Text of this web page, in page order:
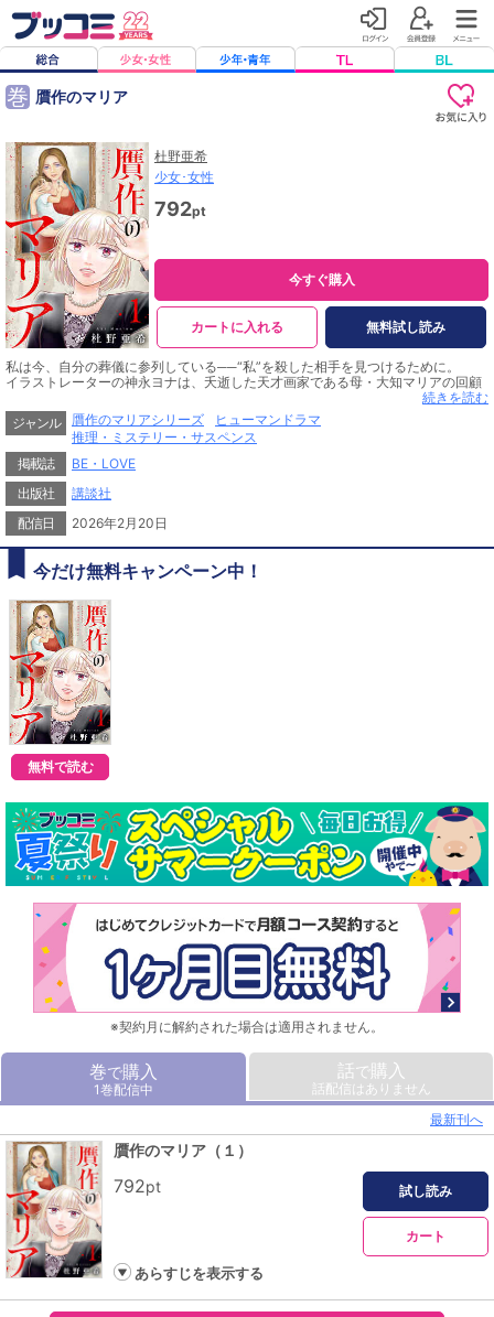
巻 贋作のマリア
杜野亜希
少女･女性
792pt
今すぐ購入
カートに入れる 無料試し読み
私は今、自分の葬儀に参列している──“私”を殺した相手を見つけるために。
イラストレーターの神永ヨナは、夭逝した天才画家である母・大知マリアの回顧
そこで母がヨナだけに遺したある“絵画”の存在を明かすと、周囲の目の色が変わ
り――。
逃げるように帰宅したヨナだが、その晩、絵画を奪おうとする異母妹に襲われ
る。
もみ合いの末、妹は火災によって焼死。しかし見つかった遺体を、警察はヨナの
ものと判定し……!?
『屍活師 女王の法医学』の杜野亜希が描く、血で彩られたアート×サスペンス！
続きを読む
ジャンル
贋作のマリアシリーズ
ヒューマンドラマ
推理・ミステリー・サスペンス
掲載誌
BE・LOVE
出版社
講談社
配信日
2026年2月20日
今だけ無料キャンペーン中！
無料で読む
※契約月に解約された場合は適用されません。
巻で購入
1巻配信中
話で購入
話配信はありません
最新刊へ
贋作のマリア（１）
792pt 試し読み
カート
あらすじを表示する